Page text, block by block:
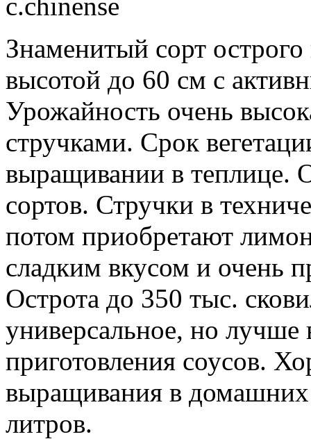
Знаменитый сорт
высотой до 60 см с
Урожайность очень
стручками. Срок
выращивании в теплице.
сортов. Стручки в
потом приобретают
сладким вкусом и очень
Острота до 350 тыс.
универсальное, но лучше
приготовления соусов.
выращивания в
литров.